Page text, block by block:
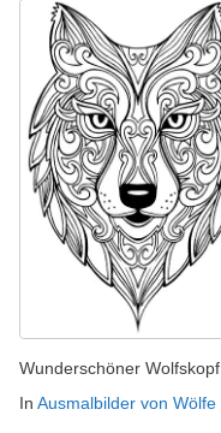
Wunderschöner Wolfskopf
In Ausmalbilder von Wölfe